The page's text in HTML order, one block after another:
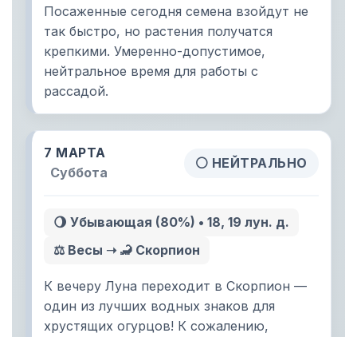
Посаженные сегодня семена взойдут не
так быстро, но растения получатся
крепкими. Умеренно-допустимое,
нейтральное время для работы с
рассадой.
7 МАРТА
Суббота
⚪ НЕЙТРАЛЬНО
🌖 Убывающая (80%) • 18, 19 лун. д.
⚖️ Весы ➝ 🦂 Скорпион
К вечеру Луна переходит в Скорпион —
один из лучших водных знаков для
хрустящих огурцов! К сожалению,